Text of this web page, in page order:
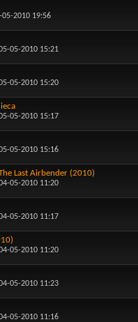
05-2010 19:56
05-2010 15:21
05-2010 15:20
05-2010 15:17
05-2010 15:16
Last Airbender (2010)
05-2010 11:20
05-2010 11:17
05-2010 11:20
05-2010 11:23
05-2010 11:16